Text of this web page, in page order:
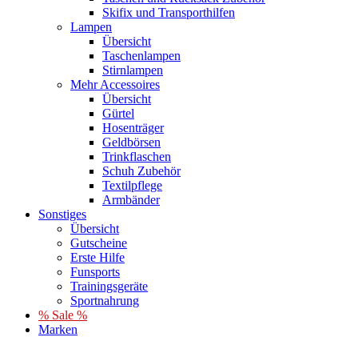
Skifix und Transporthilfen
Lampen
Übersicht
Taschenlampen
Stirnlampen
Mehr Accessoires
Übersicht
Gürtel
Hosenträger
Geldbörsen
Trinkflaschen
Schuh Zubehör
Textilpflege
Armbänder
Sonstiges
Übersicht
Gutscheine
Erste Hilfe
Funsports
Trainingsgeräte
Sportnahrung
% Sale %
Marken